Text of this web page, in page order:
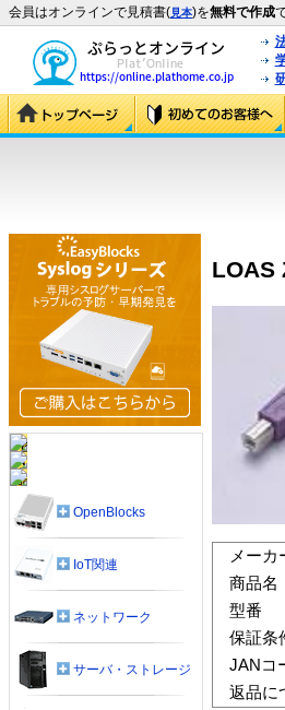
会員はオンラインで見積書(見本)を無料で作成
LOAS
メーカ
商品名
型番
保証条
JANコ
返品に
OpenBlocks
IoT関連
ネットワーク
サーバ・ストレージ